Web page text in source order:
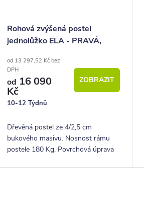
Rohová zvýšená postel
jednolůžko ELA - PRAVÁ,
od 13 297,52 Kč bez
DPH
od 16 090
Kč
10-12 Týdnů
ZOBRAZIT
Dřevěná postel ze 4/2,5 cm
bukového masivu. Nosnost rámu
postele 180 Kg. Povrchová úprava